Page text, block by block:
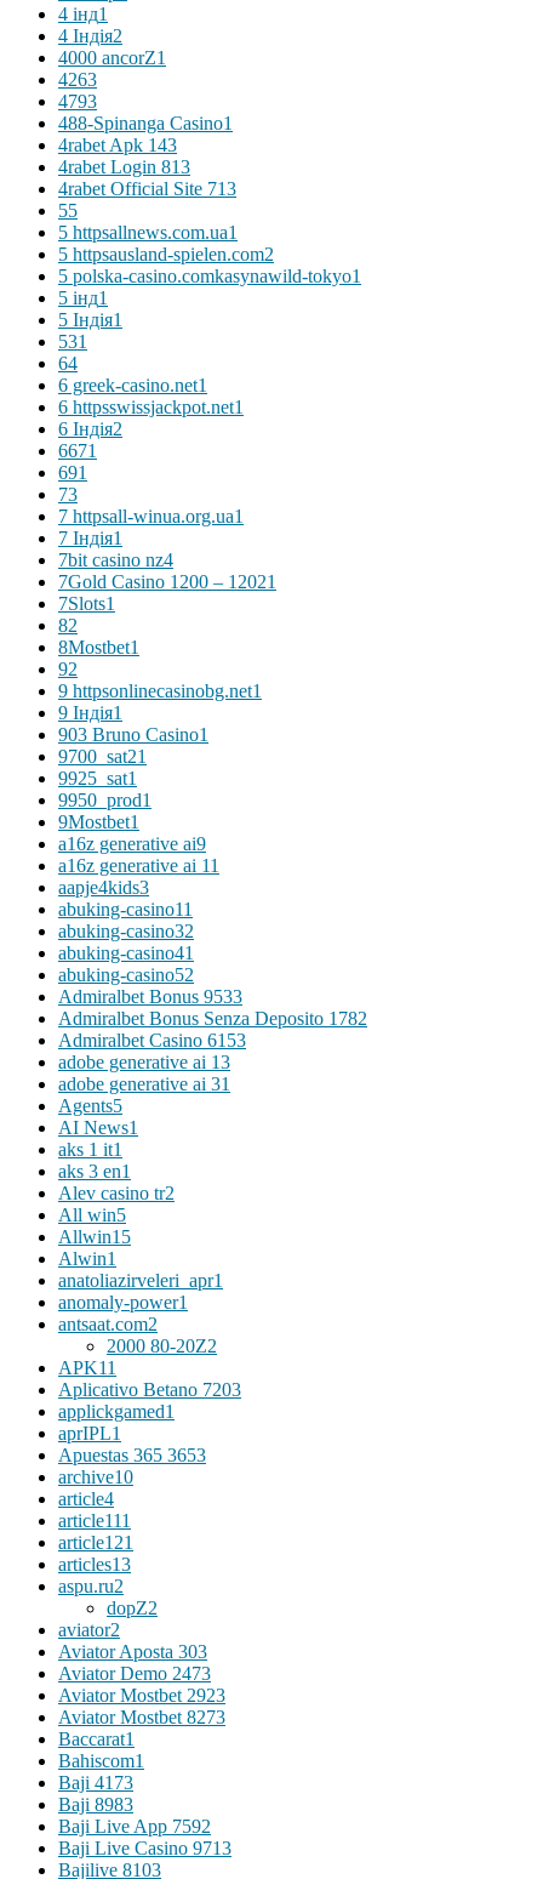
4 інд1
4 Індія2
4000 ancorZ1
4263
4793
488-Spinanga Casino1
4rabet Apk 143
4rabet Login 813
4rabet Official Site 713
55
5 httpsallnews.com.ua1
5 httpsausland-spielen.com2
5 polska-casino.comkasynawild-tokyo1
5 інд1
5 Індія1
531
64
6 greek-casino.net1
6 httpsswissjackpot.net1
6 Індія2
6671
691
73
7 httpsall-winua.org.ua1
7 Індія1
7bit casino nz4
7Gold Casino 1200 – 12021
7Slots1
82
8Mostbet1
92
9 httpsonlinecasinobg.net1
9 Індія1
903 Bruno Casino1
9700_sat21
9925_sat1
9950_prod1
9Mostbet1
a16z generative ai9
a16z generative ai 11
aapje4kids3
abuking-casino11
abuking-casino32
abuking-casino41
abuking-casino52
Admiralbet Bonus 9533
Admiralbet Bonus Senza Deposito 1782
Admiralbet Casino 6153
adobe generative ai 13
adobe generative ai 31
Agents5
AI News1
aks 1 it1
aks 3 en1
Alev casino tr2
All win5
Allwin15
Alwin1
anatoliazirveleri_apr1
anomaly-power1
antsaat.com2
2000 80-20Z2
APK11
Aplicativo Betano 7203
applickgamed1
aprIPL1
Apuestas 365 3653
archive10
article4
article111
article121
articles13
aspu.ru2
dopZ2
aviator2
Aviator Aposta 303
Aviator Demo 2473
Aviator Mostbet 2923
Aviator Mostbet 8273
Baccarat1
Bahiscom1
Baji 4173
Baji 8983
Baji Live App 7592
Baji Live Casino 9713
Bajilive 8103